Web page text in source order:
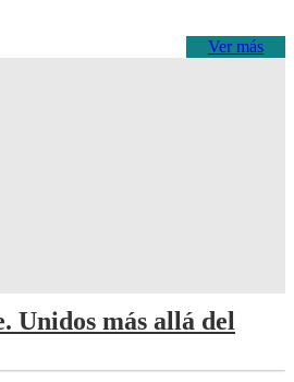
Ver más
Unidos más allá del